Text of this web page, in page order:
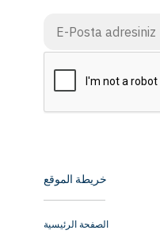
خريطة الموقع
الصفحة الرئيسية